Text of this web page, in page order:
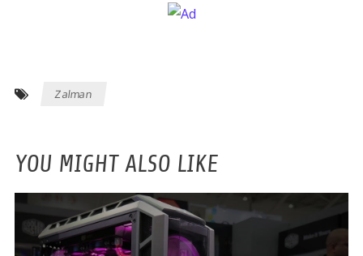
Zalman
YOU MIGHT ALSO LIKE